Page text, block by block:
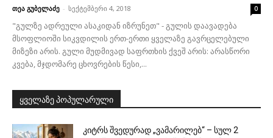
თეა გუბელაძე - სექტემბერი 4, 2018 0
"გულზე ადრეული ასაკიდან იზრუნეთ" - გულის დაავადება
მსოფლიოში სიკვდილის ერთ-ერთი ყველაზე გავრცელებული
მიზეზი არის. გული მუდმივად საფრთხის ქვეშ არის: არასწორი
კვება, მჯდომარე ცხოვრების წესი,...
ყველაზე პოპულარული
კიტრს შვედურად „ვამარილებ“ – სულ 2